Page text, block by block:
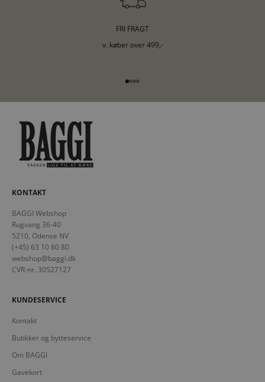
FRI FRAGT
v. køber over 499,-
Gå til element 1
Gå til element 2
Gå til element 3
Gå til element 4
KONTAKT
BAGGI Webshop
Rugvang 36-40
5210, Odense NV
(+45) 63 10 80 80
webshop@baggi.dk
CVR-nr. 30527127
KUNDESERVICE
Kontakt
Butikker og bytteservice
Om BAGGI
Gavekort